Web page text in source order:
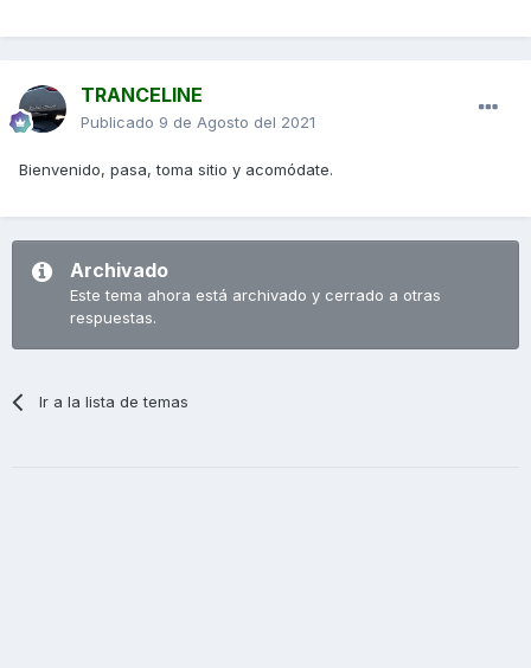
TRANCELINE
Publicado 9 de Agosto del 2021
Bienvenido, pasa, toma sitio y acomódate.
Archivado
Este tema ahora está archivado y cerrado a otras
respuestas.
Ir a la lista de temas